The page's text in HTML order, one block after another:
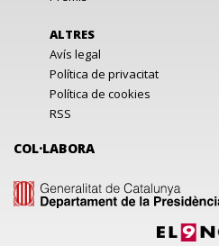
ALTRES
Avís legal
Política de privacitat
Política de cookies
RSS
COL·LABORA